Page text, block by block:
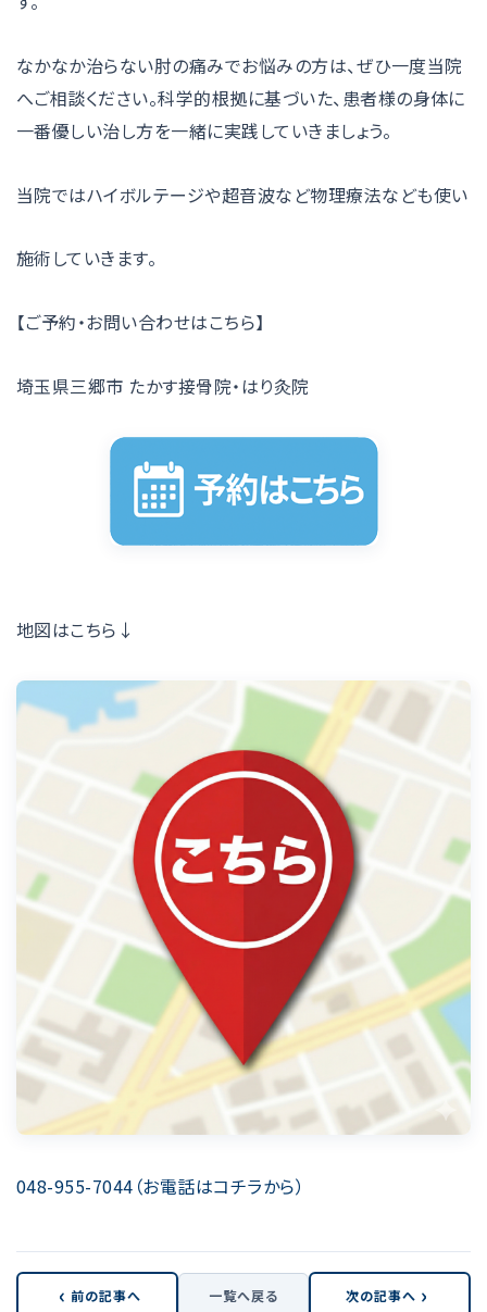
なかなか治らない肘の痛みでお悩みの方は、ぜひ一度当院
へご相談ください。科学的根拠に基づいた、患者様の身体に
一番優しい治し方を一緒に実践していきましょう。
当院ではハイボルテージや超音波など物理療法なども使い
施術していきます。
【ご予約・お問い合わせはこちら】
埼玉県三郷市 たかす接骨院・はり灸院
地図はこちら↓
048-955-7044（お電話はコチラから）
‹ 前の記事へ 一覧へ戻る 次の記事へ ›